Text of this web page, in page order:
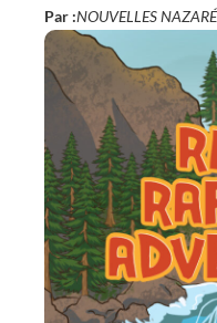
Par :NOUVELLES